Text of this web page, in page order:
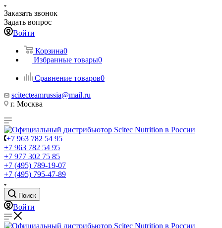
Заказать звонок
Задать вопрос
Войти
Корзина0
Избранные товары0
Сравнение товаров0
scitecteamrussia@mail.ru
г. Москва
+7 963 782 54 95
+7 963 782 54 95
+7 977 302 75 85
+7 (495) 789-19-07
+7 (495) 795-47-89
Поиск
Войти